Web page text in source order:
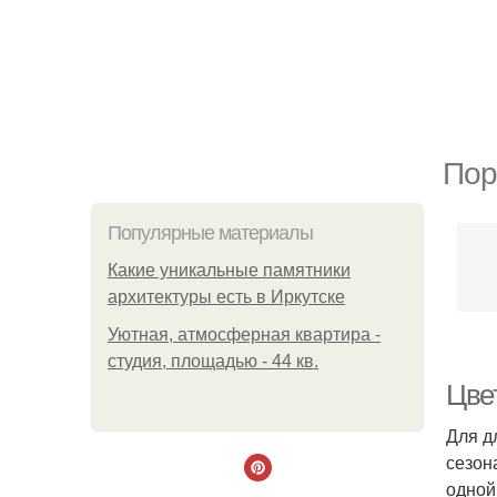
Популярные материалы
Какие уникальные памятники
архитектуры есть в Иркутске
Уютная, атмосферная квартира -
студия, площадью - 44 кв.
Для